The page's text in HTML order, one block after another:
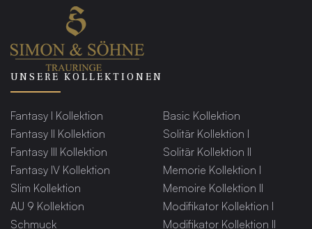
UNSERE KOLLEKTIONEN
Fantasy I Kollektion
Fantasy II Kollektion
Fantasy III Kollektion
Fantasy IV Kollektion
Slim Kollektion
AU 9 Kollektion
Schmuck
Basic Kollektion
Solitär Kollektion I
Solitär Kollektion II
Memorie Kollektion I
Memoire Kollektion II
Modifikator Kollektion I
Modifikator Kollektion II